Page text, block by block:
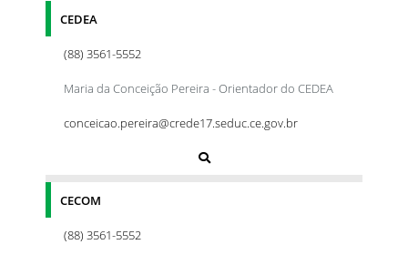
CEDEA
(88) 3561-5552
Maria da Conceição Pereira - Orientador do CEDEA
conceicao.pereira@crede17.seduc.ce.gov.br
CECOM
(88) 3561-5552